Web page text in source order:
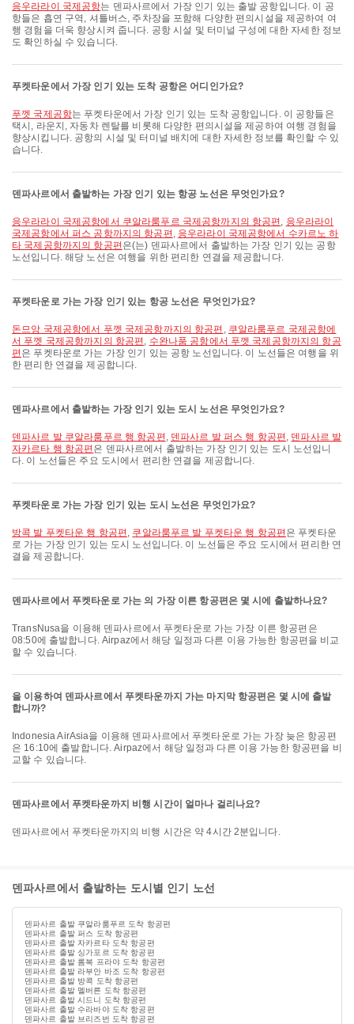
응우라라이 국제공항는 덴파사르에서 가장 인기 있는 출발 공항입니다. 이 공
항들은 흡연 구역, 셔틀버스, 주차장을 포함해 다양한 편의시설을 제공하여 여
행 경험을 더욱 향상시켜 줍니다. 공항 시설 및 터미널 구성에 대한 자세한 정보
도 확인하실 수 있습니다.
푸켓타운에서 가장 인기 있는 도착 공항은 어디인가요?
푸껫 국제공항는 푸켓타운에서 가장 인기 있는 도착 공항입니다. 이 공항들은
택시, 라운지, 자동차 렌탈를 비롯해 다양한 편의시설을 제공하여 여행 경험을
향상시킵니다. 공항의 시설 및 터미널 배치에 대한 자세한 정보를 확인할 수 있
습니다.
덴파사르에서 출발하는 가장 인기 있는 항공 노선은 무엇인가요?
응우라라이 국제공항에서 쿠알라룸푸르 국제공항까지의 항공편 , 응우라라이
국제공항에서 퍼스 공항까지의 항공편 , 응우라라이 국제공항에서 수카르노 하
타 국제공항까지의 항공편 은(는) 덴파사르에서 출발하는 가장 인기 있는 공항
노선입니다. 해당 노선은 여행을 위한 편리한 연결을 제공합니다.
푸켓타운로 가는 가장 인기 있는 항공 노선은 무엇인가요?
돈므앙 국제공항에서 푸껫 국제공항까지의 항공편 , 쿠알라룸푸르 국제공항에
서 푸껫 국제공항까지의 항공편 , 수완나품 공항에서 푸껫 국제공항까지의 항공
편 은 푸켓타운로 가는 가장 인기 있는 공항 노선입니다. 이 노선들은 여행을 위
한 편리한 연결을 제공합니다.
덴파사르에서 출발하는 가장 인기 있는 도시 노선은 무엇인가요?
덴파사르 발 쿠알라룸푸르 행 항공편 , 덴파사르 발 퍼스 행 항공편 , 덴파사르 발
자카르타 행 항공편 은 덴파사르에서 출발하는 가장 인기 있는 도시 노선입니
다. 이 노선들은 주요 도시에서 편리한 연결을 제공합니다.
푸켓타운로 가는 가장 인기 있는 도시 노선은 무엇인가요?
방콕 발 푸켓타운 행 항공편 , 쿠알라룸푸르 발 푸켓타운 행 항공편 은 푸켓타운
로 가는 가장 인기 있는 도시 노선입니다. 이 노선들은 주요 도시에서 편리한 연
결을 제공합니다.
덴파사르에서 푸켓타운로 가는 의 가장 이른 항공편은 몇 시에 출발하나요?
TransNusa을 이용해 덴파사르에서 푸켓타운로 가는 가장 이른 항공편은
08:50에 출발합니다. Airpaz에서 해당 일정과 다른 이용 가능한 항공편을 비교
할 수 있습니다.
을 이용하여 덴파사르에서 푸켓타운까지 가는 마지막 항공편은 몇 시에 출발
합니까?
Indonesia AirAsia을 이용해 덴파사르에서 푸켓타운로 가는 가장 늦은 항공편
은 16:10에 출발합니다. Airpaz에서 해당 일정과 다른 이용 가능한 항공편을 비
교할 수 있습니다.
덴파사르에서 푸켓타운까지 비행 시간이 얼마나 걸리나요?
덴파사르에서 푸켓타운까지의 비행 시간은 약 4시간 2분입니다.
덴파사르에서 출발하는 도시별 인기 노선
덴파사르 출발 쿠알라룸푸르 도착 항공편
덴파사르 출발 퍼스 도착 항공편
덴파사르 출발 자카르타 도착 항공편
덴파사르 출발 싱가포르 도착 항공편
덴파사르 출발 롬복 프라야 도착 항공편
덴파사르 출발 라부안 바조 도착 항공편
덴파사르 출발 방콕 도착 항공편
덴파사르 출발 멜버른 도착 항공편
덴파사르 출발 시드니 도착 항공편
덴파사르 출발 수라바야 도착 항공편
덴파사르 출발 브리즈번 도착 항공편